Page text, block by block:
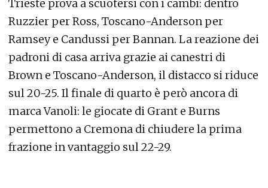
Trieste prova a scuotersi con i cambi: dentro
Ruzzier per Ross, Toscano-Anderson per
Ramsey e Candussi per Bannan. La reazione dei
padroni di casa arriva grazie ai canestri di
Brown e Toscano-Anderson, il distacco si riduce
sul 20-25. Il finale di quarto è però ancora di
marca Vanoli: le giocate di Grant e Burns
permettono a Cremona di chiudere la prima
frazione in vantaggio sul 22-29.